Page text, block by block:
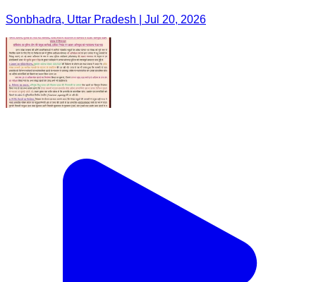
Sonbhadra, Uttar Pradesh | Jul 20, 2026